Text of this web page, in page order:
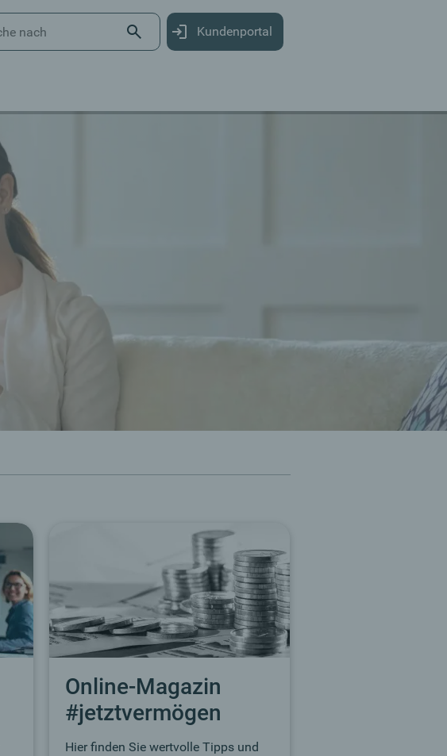
Kundenportal
Online-Magazin
#jetztvermögen
Hier finden Sie wertvolle Tipps und